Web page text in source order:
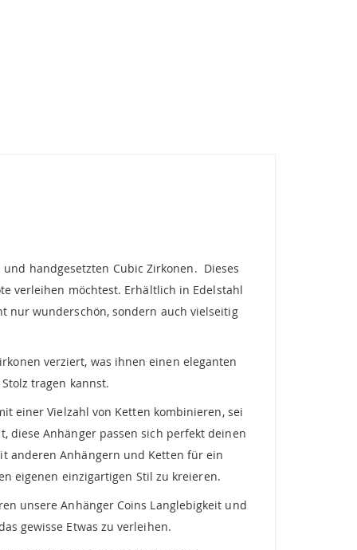
handgesetzten Cubic Zirkonen. Dieses
verleihen möchtest. Erhältlich in Edelstahl
nur wunderschön, sondern auch vielseitig
verziert, was ihnen einen eleganten
tragen kannst.
einer Vielzahl von Ketten kombinieren, sei
diese Anhänger passen sich perfekt deinen
anderen Anhängern und Ketten für ein
eigenen einzigartigen Stil zu kreieren.
unsere Anhänger Coins Langlebigkeit und
gewisse Etwas zu verleihen.